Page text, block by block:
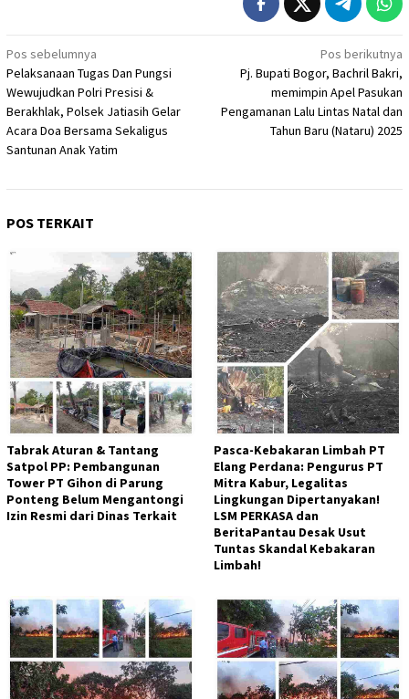
Navigasi
pos
Pos sebelumnya
Pelaksanaan Tugas Dan Pungsi
Wewujudkan Polri Presisi &
Berakhlak, Polsek Jatiasih Gelar
Acara Doa Bersama Sekaligus
Santunan Anak Yatim
Pos berikutnya
Pj. Bupati Bogor, Bachril Bakri,
memimpin Apel Pasukan
Pengamanan Lalu Lintas Natal dan
Tahun Baru (Nataru) 2025
POS TERKAIT
Tabrak Aturan & Tantang
Satpol PP: Pembangunan
Tower PT Gihon di Parung
Ponteng Belum Mengantongi
Izin Resmi dari Dinas Terkait
Pasca-Kebakaran Limbah PT
Elang Perdana: Pengurus PT
Mitra Kabur, Legalitas
Lingkungan Dipertanyakan!
LSM PERKASA dan
BeritaPantau Desak Usut
Tuntas Skandal Kebakaran
Limbah!